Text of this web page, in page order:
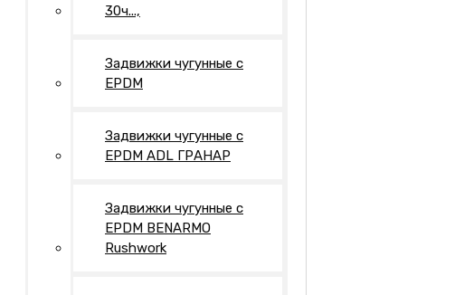
30ч...,
Задвижки чугунные с
EPDM
Задвижки чугунные с
EPDM ADL ГРАНАР
Задвижки чугунные с
EPDM BENARMO
Rushwork